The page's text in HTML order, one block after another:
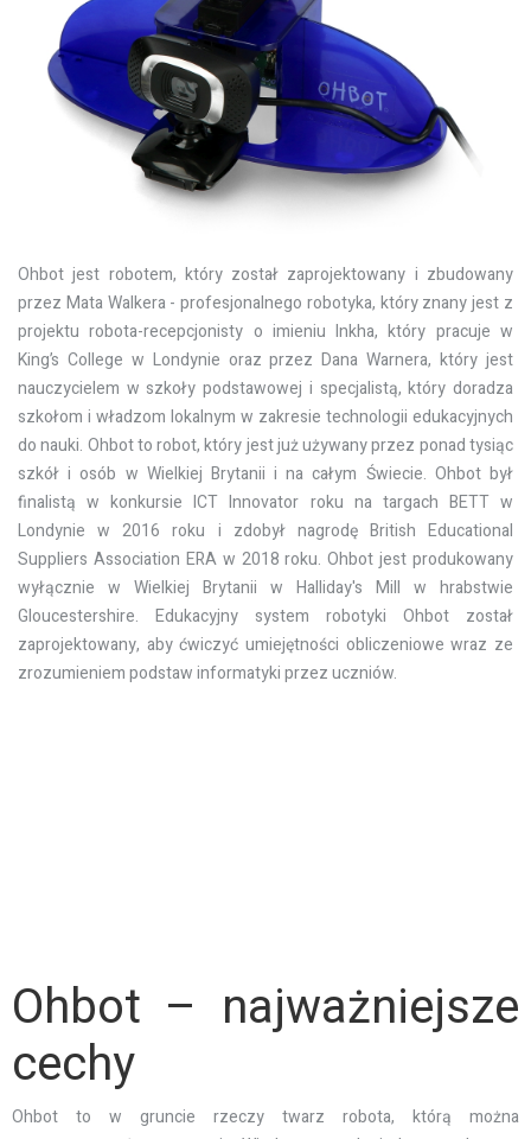
Ohbot jest robotem, który został zaprojektowany i zbudowany
przez Mata Walkera - profesjonalnego robotyka, który znany jest z
projektu robota-recepcjonisty o imieniu Inkha, który pracuje w
King’s College w Londynie oraz przez Dana Warnera, który jest
nauczycielem w szkoły podstawowej i specjalistą, który doradza
szkołom i władzom lokalnym w zakresie technologii edukacyjnych
do nauki. Ohbot to robot, który jest już używany przez ponad tysiąc
szkół i osób w Wielkiej Brytanii i na całym Świecie. Ohbot był
finalistą w konkursie ICT Innovator roku na targach BETT w
Londynie w 2016 roku i zdobył nagrodę British Educational
Suppliers Association ERA w 2018 roku. Ohbot jest produkowany
wyłącznie w Wielkiej Brytanii w Halliday's Mill w hrabstwie
Gloucestershire. Edukacyjny system robotyki Ohbot został
zaprojektowany, aby ćwiczyć umiejętności obliczeniowe wraz ze
zrozumieniem podstaw informatyki przez uczniów.
Ohbot – najważniejsze
cechy
Ohbot to w gruncie rzeczy twarz robota, którą można